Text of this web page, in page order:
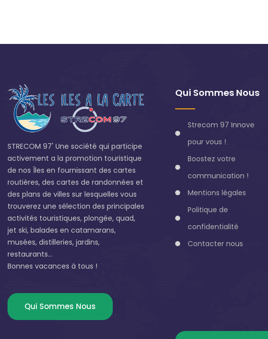
STRECOM 97' Une société qui participe
activement a la promotion touristique
de nos Îles en fournissant des cartes
routières, des cartes de randonnées et
des plans de villes sur lesquelles vous
trouverez une sélection des principales
activités touristiques, plongée, quad,
jet ski, balades en catamarans,
musées, distilleries, jardins,
restaurants...
Bonnes vacances à tous !
Qui Sommes Nous
Qui Sommes Nous
Strecom 97 Innove
pour vous !
Boostez votre
communication !
Mentions légales
Politique de
confidentialité
Contacter nous